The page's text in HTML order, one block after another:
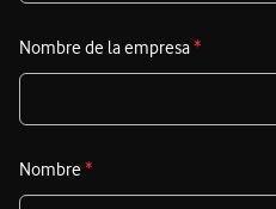
Nombre de la empresa*
Nombre *